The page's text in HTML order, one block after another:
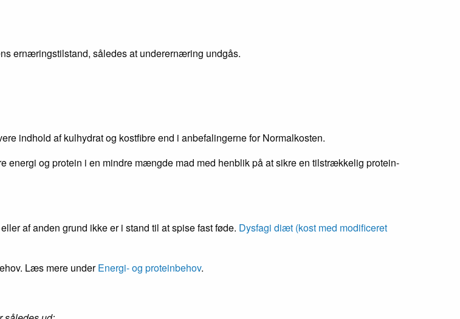
ernæringstilstand, således at underernæring undgås.
indhold af kulhydrat og kostfibre end i anbefalingerne for Normalkosten.
energi og protein i en mindre mængde mad med henblik på at sikre en tilstrækkelig protein-
af anden grund ikke er i stand til at spise fast føde. Dysfagi diæt (kost med modificeret
Læs mere underEnergi- og proteinbehov.